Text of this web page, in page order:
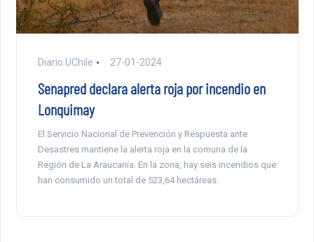
Diario UChile 27-01-2024
Senapred declara alerta roja por incendio en
Lonquimay
El Servicio Nacional de Prevención y Respuesta ante
Desastres mantiene la alerta roja en la comuna de la
Región de La Araucanía. En la zona, hay seis incendios que
han consumido un total de 523,64 hectáreas.